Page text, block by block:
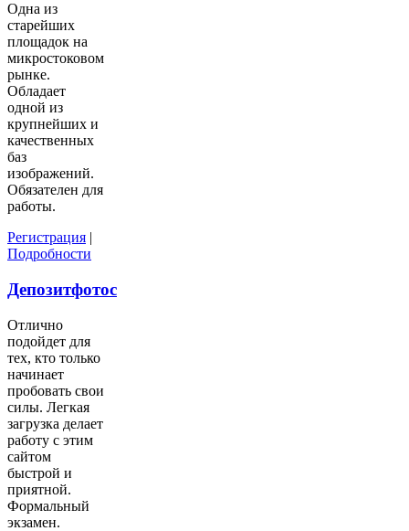
Одна из
старейших
площадок на
микростоковом
рынке.
Обладает
одной из
крупнейших и
качественных
баз
изображений.
Обязателен для
работы.
Регистрация |
Подробности
Депозитфотос
Отлично
подойдет для
тех, кто только
начинает
пробовать свои
силы. Легкая
загрузка делает
работу с этим
сайтом
быстрой и
приятной.
Формальный
экзамен.